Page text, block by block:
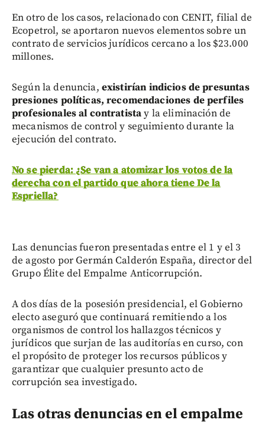
En otro de los casos, relacionado con CENIT, filial de
Ecopetrol, se aportaron nuevos elementos sobre un
contrato de servicios jurídicos cercano a los $23.000
millones.
Según la denuncia, existirían indicios de presuntas
presiones políticas, recomendaciones de perfiles
profesionales al contratistay la eliminación de
mecanismos de control y seguimiento durante la
ejecución del contrato.
No se pierda: ¿Se van a atomizar los votos de la
derecha con el partido que ahora tiene De la
Espriella?
Las denuncias fueron presentadas entre el 1 y el 3
de agosto por Germán Calderón España, director del
Grupo Élite del Empalme Anticorrupción.
A dos días de la posesión presidencial, el Gobierno
electo aseguró que continuará remitiendo a los
organismos de control los hallazgos técnicos y
jurídicos que surjan de las auditorías en curso, con
el propósito de proteger los recursos públicos y
garantizar que cualquier presunto acto de
corrupción sea investigado.
Las otras denuncias en el empalme